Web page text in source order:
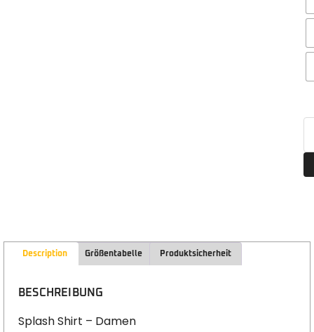
Description Größentabelle Produktsicherheit
BESCHREIBUNG
Splash Shirt – Damen